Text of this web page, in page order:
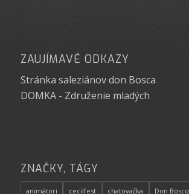
ZAUJÍMAVÉ ODKAZY
Stránka saleziánov don Bosca
DOMKA - Združenie mladých
ZNAČKY, TÁGY
animátori cecilfest chatovačka Don Bosco